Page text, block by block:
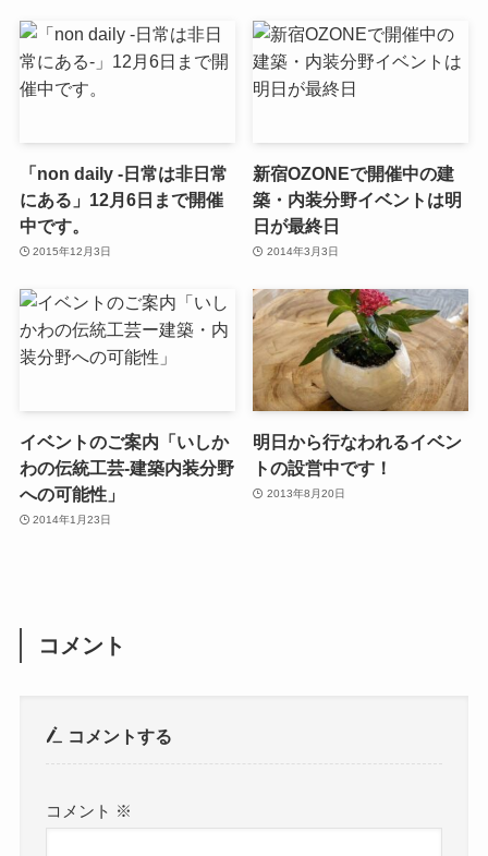
「non daily -日常は非日常
にある」12月6日まで開催
中です。
2015年12月3日
新宿OZONEで開催中の建
築・内装分野イベントは明
日が最終日
2014年3月3日
イベントのご案内「いしか
わの伝統工芸‐建築内装分野
への可能性」
2014年1月23日
明日から行なわれるイベン
トの設営中です！
2013年8月20日
コメント
コメントする
コメント ※